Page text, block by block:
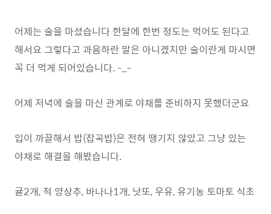
​어제는 술을 마셨습니다 한달에 한번 정도는 먹어도 된다고
해서요 그렇다고 과음하란 말은 아니겠지만 술이란게 마시면
꼭 더 먹게 되어있습니다. -_-
어제 저녁에 술을 마신 관계로 야채를 준비하지 못했더군요
입이 까끌해서 밥(잡곡밥)은 전혀 땡기지 않았고 그냥 있는
야채로 해결을 해봤습니다.
귤2개, 적 양상추, 바나나1개, 낫또, 우유, 유기농 토마토 식초